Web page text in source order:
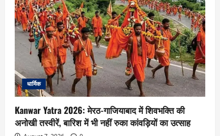
धार्मिक
Kanwar Yatra 2026: मेरठ-गाजियाबाद में शिवभक्ति की
अनोखी तस्वीरें, बारिश में भी नहीं रुका कांवड़ियों का उत्साह